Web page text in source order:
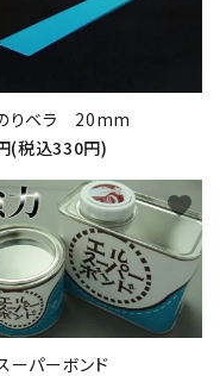
りベラ 20mm
(税込330円)
ーパーボンド
favorite